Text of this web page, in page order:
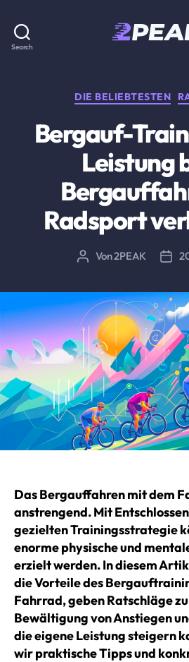
Search
DIE BELIEBTESTEN
Bergauf-
Leistung
Radsport
Beitragsautor
Von2PEAK
Das Bergauffahren mit dem
anstrengend. Mit
gezielten Trainingsstrategie
enorme physische und
erzielt werden. In diesem
die Vorteile des
Fahrrad, geben Ratschläge
Bewältigung von Anstiegen
die eigene Leistung steigern
wir praktische Tipps und